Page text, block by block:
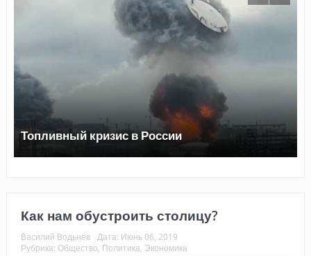
Топливный кризис в России
Как нам обустроить столицу?
Василий Водьнёв Дата: Июнь 06, 2019
Рубрика: Общество Политика Экономика